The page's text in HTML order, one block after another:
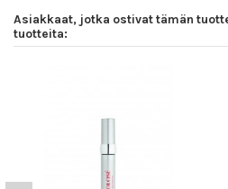
Asiakkaat, jotka ostivat tämän
tuotteita: